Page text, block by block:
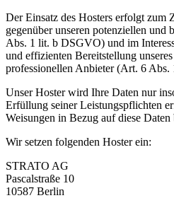
Der Einsatz des Hosters erfolgt zum
gegenüber unseren potenziellen und
Abs. 1 lit. b DSGVO) und im
und effizienten Bereitstellung
professionellen Anbieter (Art. 6
Unser Hoster wird Ihre Daten nur
Erfüllung seiner Leistungspflichten
Weisungen in Bezug auf diese Daten
Wir setzen folgenden Hoster ein:
STRATO AG
Pascalstraße 10
10587 Berlin